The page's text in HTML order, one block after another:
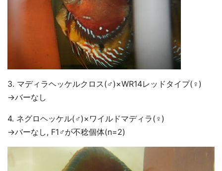
3. マディラヘッケルクロス(♂)×WR14レッドタイプ(♀)
→バーなし
4. ネグロヘッケル(♂)×ワイルドマディラ(♀)
→バーなし, F1♂が不稔個体(n=2)